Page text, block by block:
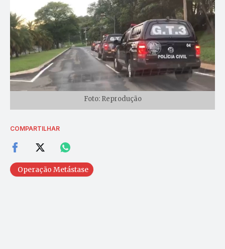
Foto: Reprodução
COMPARTILHAR
Operação Metástase